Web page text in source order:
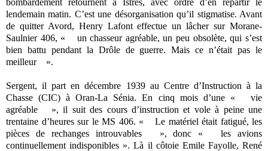
lendemain matin. C’est une désorganisation qu’il stigmatise. Avant
de quitter Avord, Henry Lafont effectue un lâcher sur Morane-
Saulnier 406, « un chasseur agréable, un peu obsolète, qui s’est
bien battu pendant la Drôle de guerre. Mais ce n’était pas le
meilleur ».
Sergent, il part en décembre 1939 au Centre d’Instruction à la
Chasse (CIC) à Oran-La Sénia. En cinq mois d’une « vie
agréable », il suit des cours d’instruction et vole à peine une
trentaine d’heures sur le MS 406. « Le matériel était fatigué, les
pièces de rechanges introuvables », donc « les avions
continuellement indisponibles ». Là il côtoie Emile Fayolle, René